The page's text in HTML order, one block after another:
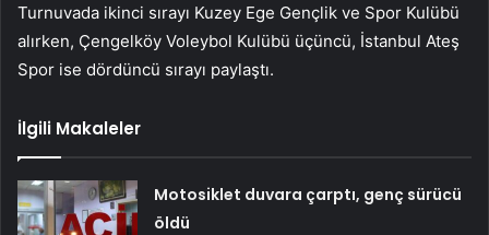
Turnuvada ikinci sırayı Kuzey Ege Gençlik ve Spor Kulübü
alırken, Çengelköy Voleybol Kulübü üçüncü, İstanbul Ateş
Spor ise dördüncü sırayı paylaştı.
İlgili Makaleler
Motosiklet duvara çarptı, genç sürücü
öldü